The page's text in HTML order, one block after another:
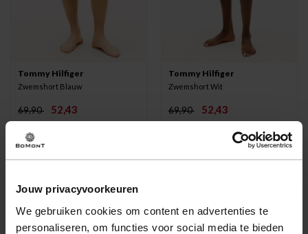
Jouw privacyvoorkeuren
We gebruiken cookies om content en advertenties te
personaliseren, om functies voor social media te bieden
Tommy Hilfiger
Zwemshort Blauw
69,90 52,43
Tommy Hilfiger
Zwemshort Wit
69,90 52,43
-35%